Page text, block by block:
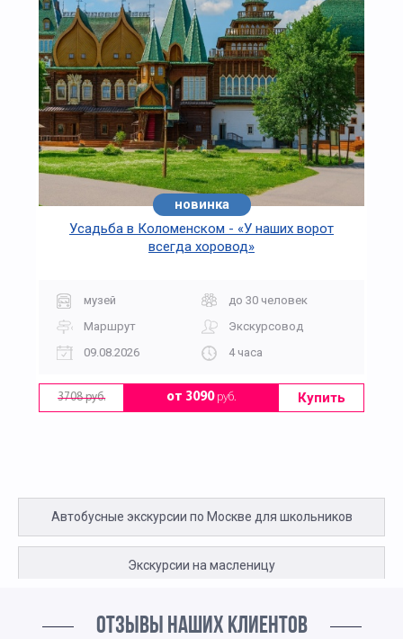
новинка
Усадьба в Коломенском - «У наших ворот
всегда хоровод»
музей
до 30 человек
Маршрут
Экскурсовод
09.08.2026
4 часа
3708 руб. от 3090руб. Купить
Автобусные экскурсии по Москве для школьников
Экскурсии на масленицу
Экскурсии на Масленицу для школьников
ОТЗЫВЫ НАШИХ КЛИЕНТОВ